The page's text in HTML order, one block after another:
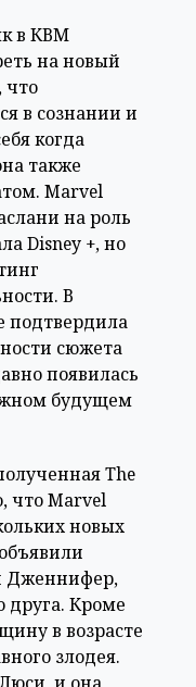
в КВМ
на новый
что
в сознании и
когда
также
Marvel
на роль
Disney +, но
В
подтвердила
сюжета
появилась
будущем
The
что Marvel
новых
Дженнифер,
друга. Кроме
в возрасте
злодея.